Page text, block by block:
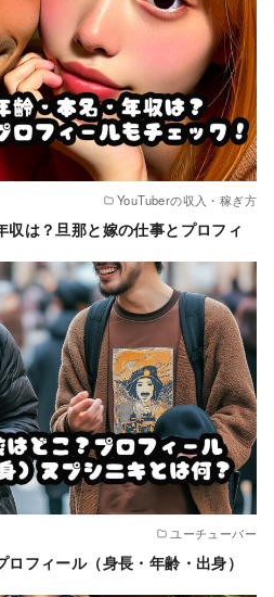
YouTuberの収入・稼ぎ方
は？旦那と嫁の仕事とプロフィ
ユーチューバー
フィール（身長・年齢・出身）